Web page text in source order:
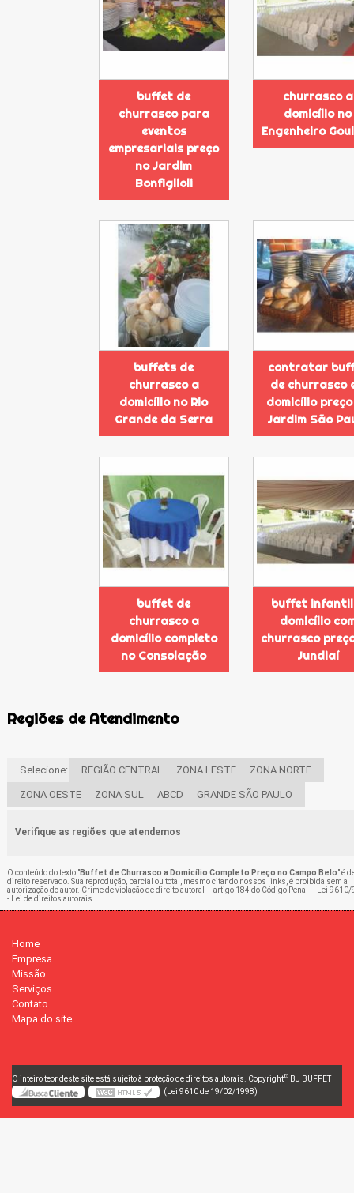
buffet de
churrasco para
eventos
empresariais preço
no Jardim
Bonfiglioli
churrasco a
domicílio no
Engenheiro
buffets de
churrasco a
domicílio no Rio
Grande da Serra
contratar
de churrasco
domicílio
Jardim São
buffet de
churrasco a
domicílio completo
no Consolação
buffet
domicílio
churrasco
Jundiaí
Regiões de Atendimento
Selecione: REGIÃO CENTRAL ZONA LESTE ZONA NORTE
ZONA OESTE ZONA SUL ABCD GRANDE SÃO PAULO
Verifique as regiões que atendemos
O conteúdo do texto "Buffet de Churrasco a Domicílio Completo Preço no Campo Belo" é
direito reservado. Sua reprodução, parcial ou total, mesmo citando nossos links, é proibida sem a
autorização do autor. Crime de violação de direito autoral – artigo 184 do Código Penal –
Lei 9610/
- Lei de direitos autorais
Home
Empresa
Missão
Serviços
Contato
Mapa do site
O inteiro teor deste site está sujeito à proteção de direitos autorais. Copyright© BJ BUFFET
(Lei 9610 de 19/02/1998)